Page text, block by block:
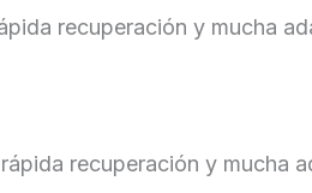
recuperación y mucha
recuperación y mucha